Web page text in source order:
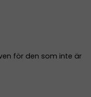
för den som inte är